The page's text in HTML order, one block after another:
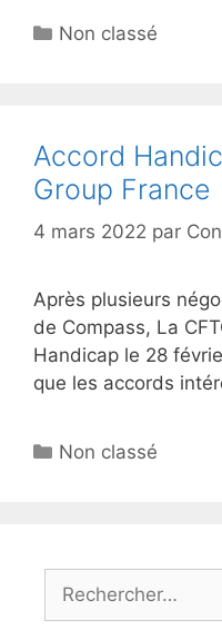
Non classé
Accord
Group France
4 mars 2022 par
Après plusieurs
de Compass, La
Handicap le 28
que les accords
Non classé